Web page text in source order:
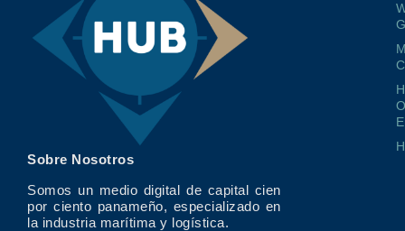
Sobre Nosotros
Somos un medio digital de capital cien
por ciento panameño, especializado en
la industria marítima y logística.